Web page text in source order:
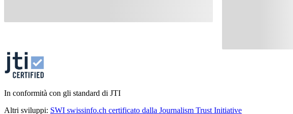
In conformità con gli standard di JTI
Altri sviluppi: SWI swissinfo.ch certificato dalla Journalism Trust Initiative